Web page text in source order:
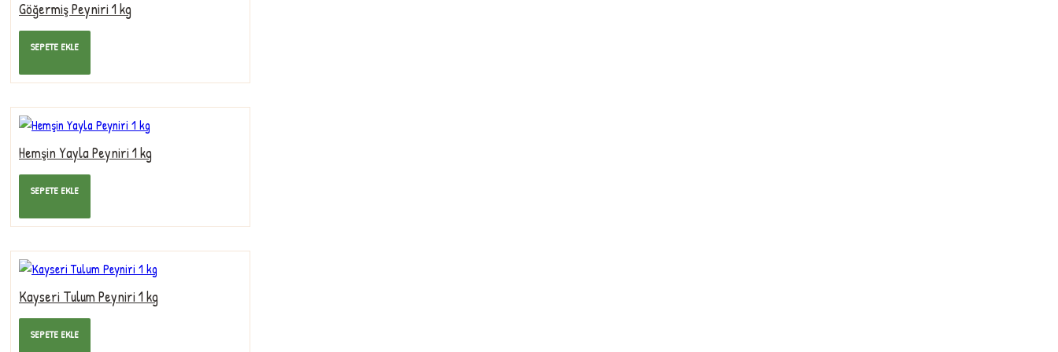
Göğermiş Peyniri 1 kg
325,00TL
SEPETE EKLE
Hemşin Yayla Peyniri 1 kg
385,00TL
SEPETE EKLE
Kayseri Tulum Peyniri 1 kg
295,00TL
SEPETE EKLE